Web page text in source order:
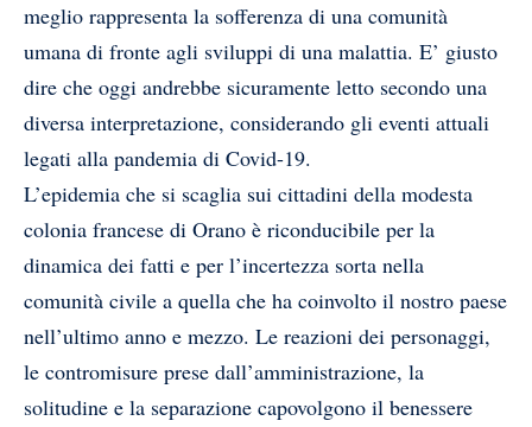
meglio rappresenta la sofferenza di una comunità
umana di fronte agli sviluppi di una malattia. E’ giusto
dire che oggi andrebbe sicuramente letto secondo una
diversa interpretazione, considerando gli eventi attuali
legati alla pandemia di Covid-19.
L’epidemia che si scaglia sui cittadini della modesta
colonia francese di Orano è riconducibile per la
dinamica dei fatti e per l’incertezza sorta nella
comunità civile a quella che ha coinvolto il nostro paese
nell’ultimo anno e mezzo. Le reazioni dei personaggi,
le contromisure prese dall’amministrazione, la
solitudine e la separazione capovolgono il benessere